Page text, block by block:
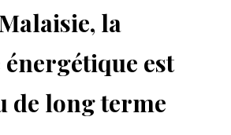
la
est
de long terme